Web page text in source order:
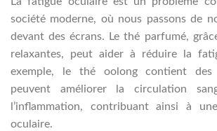
société moderne, où nous passons de
devant des écrans. Le thé parfumé,
relaxantes, peut aider à réduire la
exemple, le thé oolong contient des
peuvent améliorer la circulation
l’inflammation, contribuant ainsi à
oculaire.